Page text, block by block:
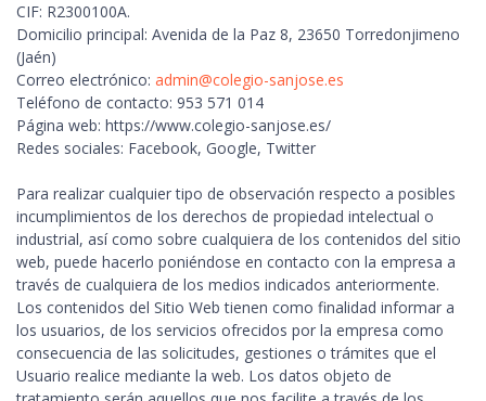
CIF: R2300100A.
Domicilio principal: Avenida de la Paz 8, 23650 Torredonjimeno
(Jaén)
Correo electrónico: admin@colegio-sanjose.es
Teléfono de contacto: 953 571 014
Página web: https://www.colegio-sanjose.es/
Redes sociales: Facebook, Google, Twitter
Para realizar cualquier tipo de observación respecto a posibles
incumplimientos de los derechos de propiedad intelectual o
industrial, así como sobre cualquiera de los contenidos del sitio
web, puede hacerlo poniéndose en contacto con la empresa a
través de cualquiera de los medios indicados anteriormente.
Los contenidos del Sitio Web tienen como finalidad informar a
los usuarios, de los servicios ofrecidos por la empresa como
consecuencia de las solicitudes, gestiones o trámites que el
Usuario realice mediante la web. Los datos objeto de